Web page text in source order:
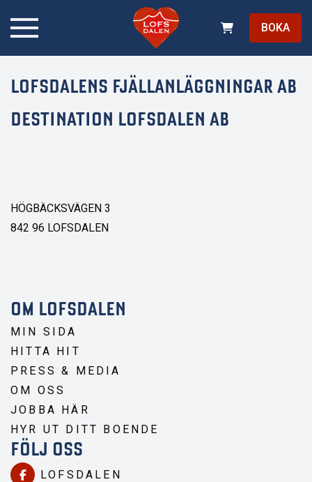
BOKA
LOFSDALENS FJÄLLANLÄGGNINGAR AB
DESTINATION LOFSDALEN AB
HÖGBÄCKSVÄGEN 3
842 96 LOFSDALEN
OM LOFSDALEN
MIN SIDA
HITTA HIT
PRESS & MEDIA
OM OSS
JOBBA HÄR
HYR UT DITT BOENDE
FÖLJ OSS
LOFSDALEN